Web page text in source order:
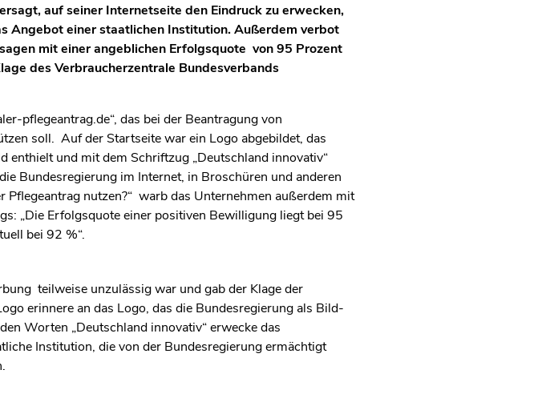
auf seiner Internetseite den Eindruck zu erwecken,
Angebot einer staatlichen Institution. Außerdem verbot
mit einer angeblichen Erfolgsquote von 95 Prozent
des Verbraucherzentrale Bundesverbands
pflegeantrag.de“, das bei der Beantragung von
soll. Auf der Startseite war ein Logo abgebildet, das
und mit dem Schriftzug „Deutschland innovativ“
Bundesregierung im Internet, in Broschüren und anderen
nutzen?“ warb das Unternehmen außerdem mit
„Die Erfolgsquote einer positiven Bewilligung liegt bei 95
bei 92 %“.
teilweise unzulässig war und gab der Klage der
erinnere an das Logo, das die Bundesregierung als Bild-
Worten „Deutschland innovativ“ erwecke das
Institution, die von der Bundesregierung ermächtigt